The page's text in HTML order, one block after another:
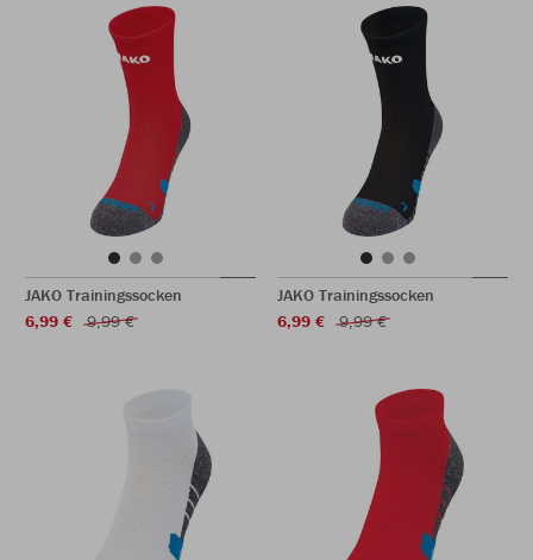
JAKO Trainingssocken
6,99 €
9,99 €
JAKO Trainingssocken
6,99 €
9,99 €